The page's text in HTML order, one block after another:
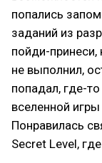
попались
заданий из
пойди-принеси,
не выполнил,
попадал, где-
вселенной
Понравилась
Secret Level,